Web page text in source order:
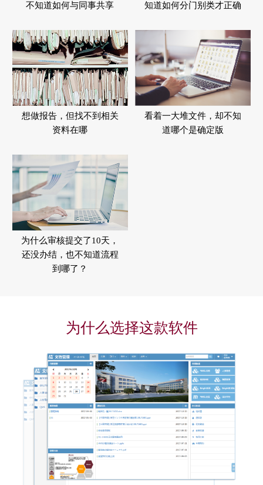
不知道如何与同事共享
知道如何分门别类才正确
想做报告，但找不到相关
资料在哪
看着一大堆文件，却不知
道哪个是确定版
为什么审核提交了10天，
还没办结， 也不知道流程
到哪了？
为什么选择这款软件